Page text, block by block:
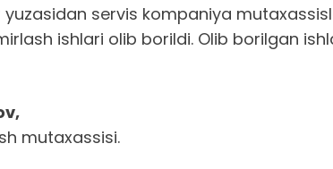
yuzasidan servis kompaniya
ishlari olib borildi. Olib borilgan
mutaxassisi.